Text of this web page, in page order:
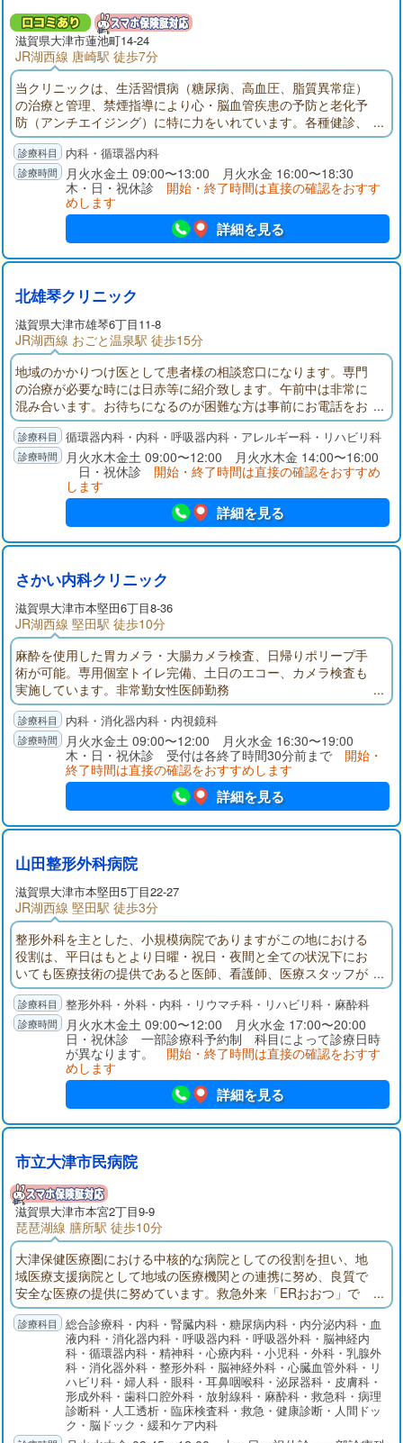
滋賀県大津市蓮池町14-24
JR湖西線 唐崎駅 徒歩7分
当クリニックは、生活習慣病（糖尿病、高血圧、脂質異常症）
の治療と管理、禁煙指導により心・脳血管疾患の予防と老化予
防（アンチエイジング）に特に力をいれています。各種健診、
予防接種、心臓・動脈硬化ドック、アンチエイジング点滴・美
容点滴・疲労回復点滴（保険外診療）も行っております。
内科・循環器内科
月火水金土 09:00〜13:00 月火水金 16:00〜18:30
木・日・祝休診 開始・終了時間は直接の確認をおすす
めします
詳細を見る
北雄琴クリニック
滋賀県大津市雄琴6丁目11-8
JR湖西線 おごと温泉駅 徒歩15分
地域のかかりつけ医として患者様の相談窓口になります。専門
の治療が必要な時には日赤等に紹介致します。午前中は非常に
混み合います。お待ちになるのが困難な方は事前にお電話をお
願いします。
循環器内科・内科・呼吸器内科・アレルギー科・リハビリ科
月火水木金土 09:00〜12:00 月火水木金 14:00〜16:00
日・祝休診 開始・終了時間は直接の確認をおすすめ
します
詳細を見る
さかい内科クリニック
滋賀県大津市本堅田6丁目8-36
JR湖西線 堅田駅 徒歩10分
麻酔を使用した胃カメラ・大腸カメラ検査、日帰りポリープ手
術が可能。専用個室トイレ完備、土日のエコー、カメラ検査も
実施しています。非常勤女性医師勤務
内科・消化器内科・内視鏡科
月火水金土 09:00〜12:00 月火水金 16:30〜19:00
木・日・祝休診 受付は各終了時間30分前まで 開始・
終了時間は直接の確認をおすすめします
詳細を見る
山田整形外科病院
滋賀県大津市本堅田5丁目22-27
JR湖西線 堅田駅 徒歩3分
整形外科を主とした、小規模病院でありますがこの地における
役割は、平日はもとより日曜・祝日・夜間と全ての状況下にお
いても医療技術の提供であると医師、看護師、医療スタッフが
一つのチームとなってお応えしています。
整形外科・外科・内科・リウマチ科・リハビリ科・麻酔科
月火水木金土 09:00〜12:00 月火水金 17:00〜20:00
日・祝休診 一部診療科予約制 科目によって診療日時
が異なります。 開始・終了時間は直接の確認をおすす
めします
詳細を見る
市立大津市民病院
滋賀県大津市本宮2丁目9-9
琵琶湖線 膳所駅 徒歩10分
大津保健医療圏における中核的な病院としての役割を担い、地
域医療支援病院として地域の医療機関との連携に努め、良質で
安全な医療の提供に努めています。救急外来「ERおおつ」で
は、24時間365日「とまらない救急」を掲げ、救急専門医を中心
に他科医師やICUと速やかに連携しています。健診センターでは
各種検診や予防接種を行うとともに、早期発見から内視鏡およ
び外科的手術治療、化学療法、放射線治療そして緩和ケアにい
たるまで、シームレスで集学的ながん診療を提供しています。
総合診療科・内科・腎臓内科・糖尿病内科・内分泌内科・血
液内科・消化器内科・呼吸器内科・呼吸器外科・脳神経内
科・循環器内科・精神科・心療内科・小児科・外科・乳腺外
科・消化器外科・整形外科・脳神経外科・心臓血管外科・リ
ハビリ科・婦人科・眼科・耳鼻咽喉科・泌尿器科・皮膚科・
形成外科・歯科口腔外科・放射線科・麻酔科・救急科・病理
診断科・人工透析・臨床検査科・救急・健康診断・人間ドッ
ク・脳ドック・緩和ケア内科